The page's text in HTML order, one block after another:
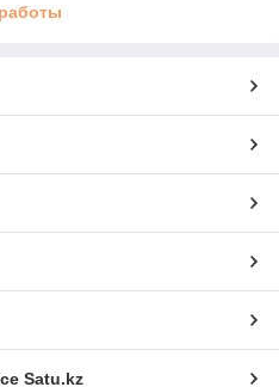
Satu.kz